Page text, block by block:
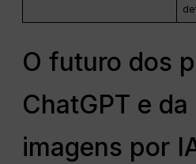
O futuro dos
ChatGPT e
imagens por